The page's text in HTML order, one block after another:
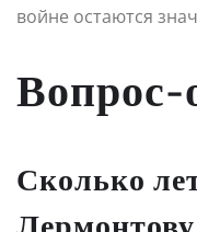
войне остаются
Вопрос-
Сколько